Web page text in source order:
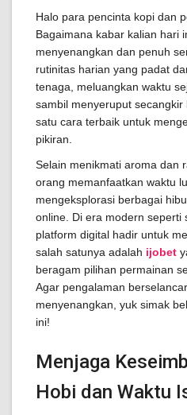
Halo para pencinta kopi dan
Bagaimana kabar kalian hari
menyenangkan dan penuh
rutinitas harian yang padat
tenaga, meluangkan waktu
sambil menyeruput
satu cara terbaik untuk
pikiran.
Selain menikmati aroma dan
orang memanfaatkan waktu
mengeksplorasi berbagai
online. Di era modern seperti
platform digital hadir untuk
salah satunya adalah ijobet
beragam pilihan permainan
Agar pengalaman
menyenangkan, yuk simak
ini!
Menjaga
Hobi dan Waktu